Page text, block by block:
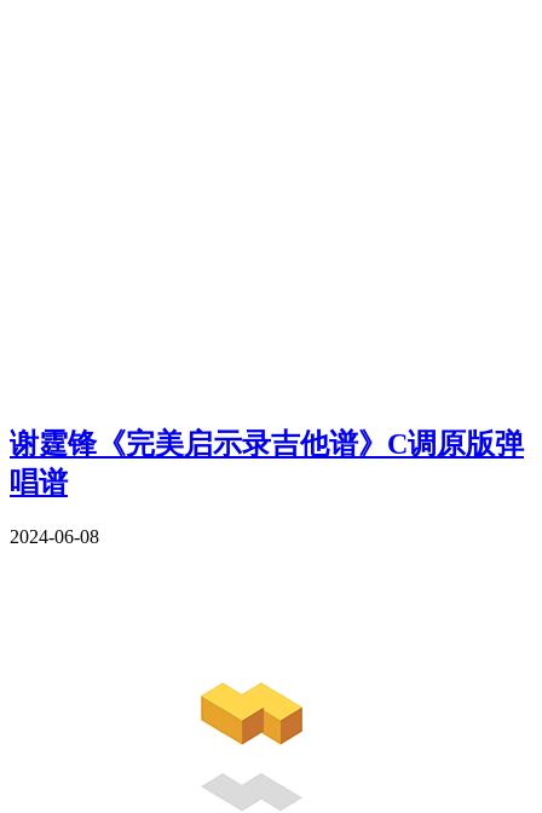
谢霆锋《完美启示录吉他谱》C调原版弹
唱谱
2024-06-08